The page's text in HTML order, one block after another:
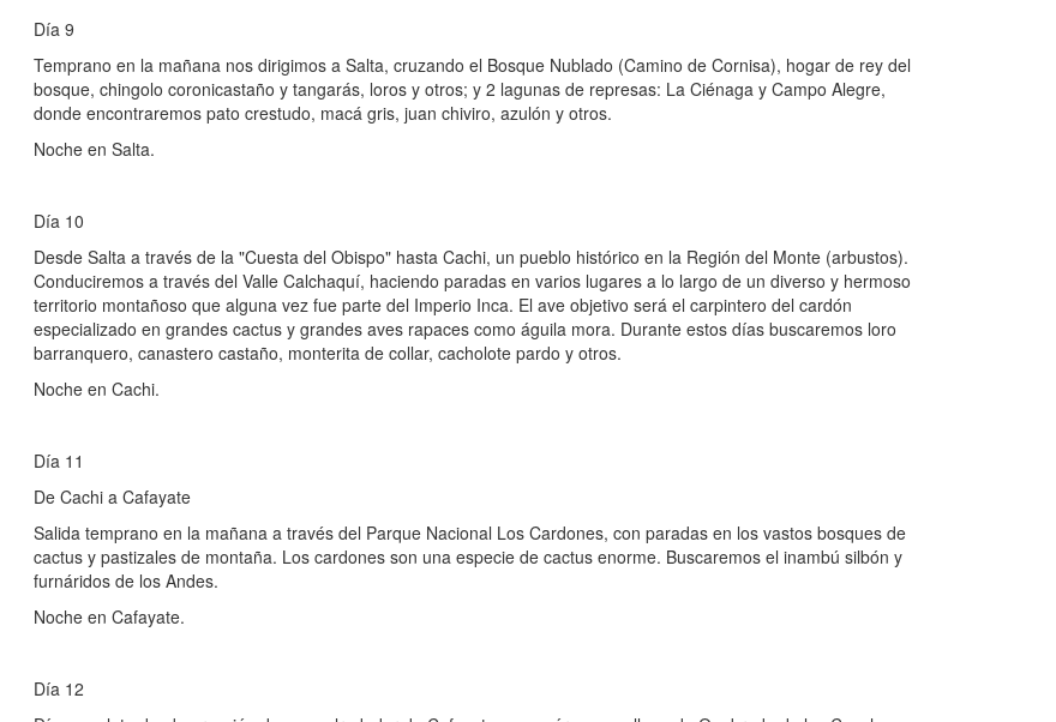
Día 9
Temprano en la mañana nos dirigimos a Salta, cruzando el Bosque Nublado (Camino de Cornisa), hogar de rey del
bosque, chingolo coronicastaño y tangarás, loros y otros; y 2 lagunas de represas: La Ciénaga y Campo Alegre,
donde encontraremos pato crestudo, macá gris, juan chiviro, azulón y otros.
Noche en Salta.
Día 10
Desde Salta a través de la "Cuesta del Obispo" hasta Cachi, un pueblo histórico en la Región del Monte (arbustos).
Conduciremos a través del Valle Calchaquí, haciendo paradas en varios lugares a lo largo de un diverso y hermoso
territorio montañoso que alguna vez fue parte del Imperio Inca. El ave objetivo será el carpintero del cardón
especializado en grandes cactus y grandes aves rapaces como águila mora. Durante estos días buscaremos loro
barranquero, canastero castaño, monterita de collar, cacholote pardo y otros.
Noche en Cachi.
Día 11
De Cachi a Cafayate
Salida temprano en la mañana a través del Parque Nacional Los Cardones, con paradas en los vastos bosques de
cactus y pastizales de montaña. Los cardones son una especie de cactus enorme. Buscaremos el inambú silbón y
furnáridos de los Andes.
Noche en Cafayate.
Día 12